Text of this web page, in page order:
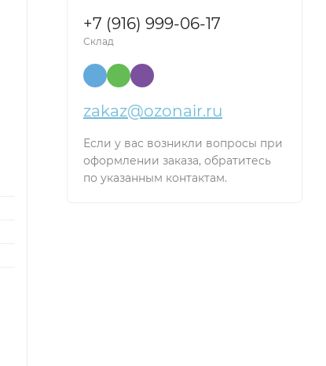
+7 (916) 999-06-17
Склад
zakaz@ozonair.ru
Если у вас возникли вопросы при
оформлении заказа, обратитесь
по указанным контактам.